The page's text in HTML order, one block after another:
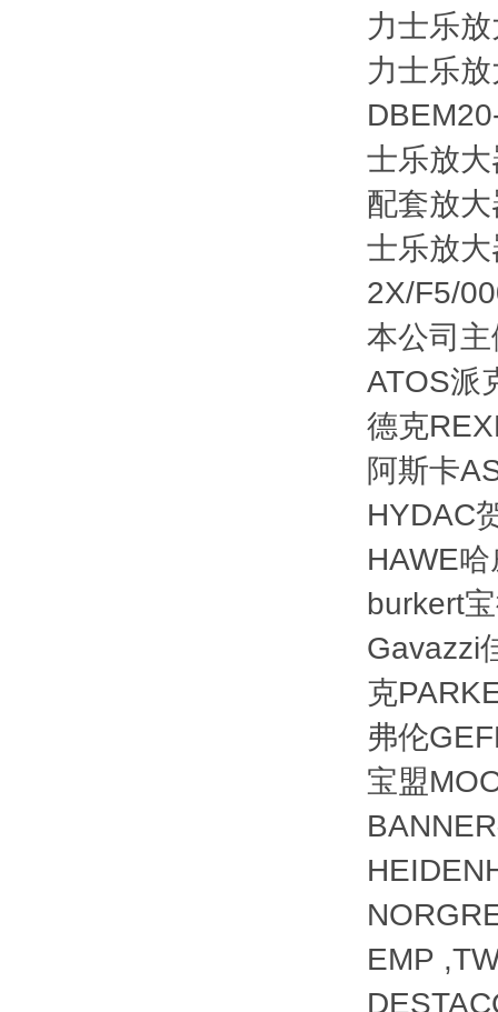
力士乐
力士乐
士乐放
配套放
士乐放
2X/F5/
本公司
ATOS派
德克
阿斯卡
HYDAC
HAWE
burkert
Gavazzi
克
弗伦
宝盟
EMP